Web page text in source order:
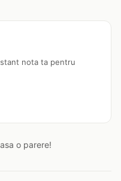
nota ta pentru
o parere!